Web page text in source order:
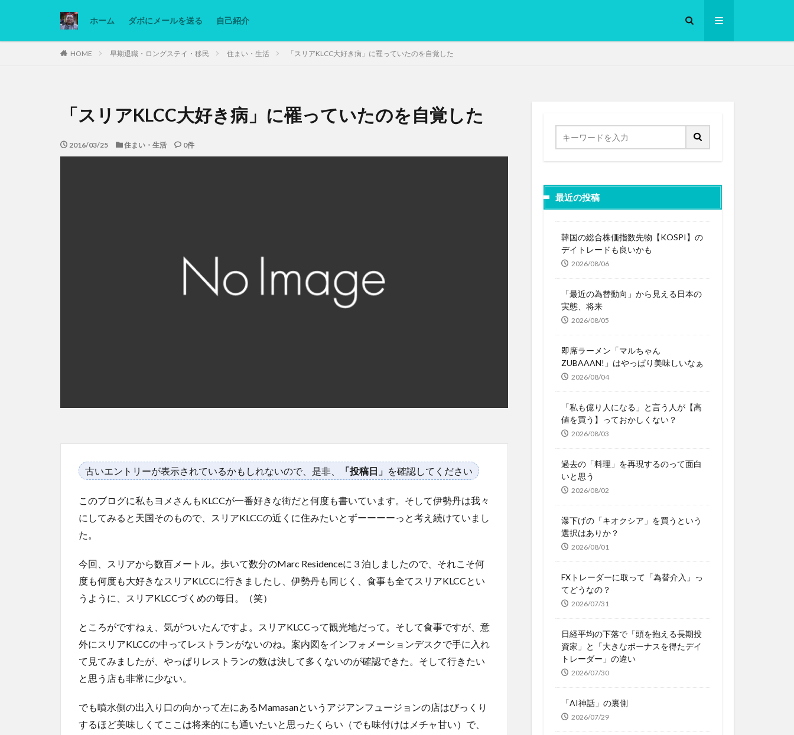
ホーム ダボにメールを送る 自己紹介
HOME 早期退職・ロングステイ・移民 住まい・生活 「スリアKLCC大好き病」に罹っていたのを自覚した
「スリアKLCC大好き病」に罹っていたのを自覚した
2016/03/25 住まい・生活 0件
古いエントリーが表示されているかもしれないので、是非、 「投稿日」 を確認してください
このブログに私もヨメさんもKLCCが一番好きな街だと何度も書いています。そして伊勢丹は我々
にしてみると天国そのもので、スリアKLCCの近くに住みたいとずーーーーっと考え続けていまし
た。
今回、スリアから数百メートル。歩いて数分のMarc Residenceに３泊しましたので、それこそ何
度も何度も大好きなスリアKLCCに行きましたし、伊勢丹も同じく、食事も全てスリアKLCCとい
うように、スリアKLCCづくめの毎日。（笑）
ところがですねぇ、気がついたんですよ。スリアKLCCって観光地だって。そして食事ですが、意
外にスリアKLCCの中ってレストランがないのね。案内図をインフォメーションデスクで手に入れ
て見てみましたが、やっぱりレストランの数は決して多くないのが確認できた。そして行きたい
と思う店も非常に少ない。
でも噴水側の出入り口の向かって左にあるMamasanというアジアンフュージョンの店はびっくり
するほど美味しくてここは将来的にも通いたいと思ったくらい（でも味付けはメチャ甘い）で、
最近の投稿
韓国の総合株価指数先物【KOSPI】の
デイトレードも良いかも
2026/08/06
「最近の為替動向」から見える日本の
実態、将来
2026/08/05
即席ラーメン「マルちゃん
ZUBAAAN!」はやっぱり美味しいなぁ
2026/08/04
「私も億り人になる」と言う人が【高
値を買う】っておかしくない？
2026/08/03
過去の「料理」を再現するのって面白
いと思う
2026/08/02
瀑下げの「キオクシア」を買うという
選択はありか？
2026/08/01
FXトレーダーに取って「為替介入」っ
てどうなの？
2026/07/31
日経平均の下落で「頭を抱える長期投
資家」と「大きなボーナスを得たデイ
トレーダー」の違い
2026/07/30
「AI神話」の裏側
2026/07/29
カテゴリー
Ninjatrader PC グリグリ画像 マレーシア動画 ヨーグルト
低温調理・スロークッカー